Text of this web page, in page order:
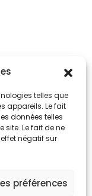
telles que
appareils. Le fait
données telles
site. Le fait de ne
négatif sur
préférences